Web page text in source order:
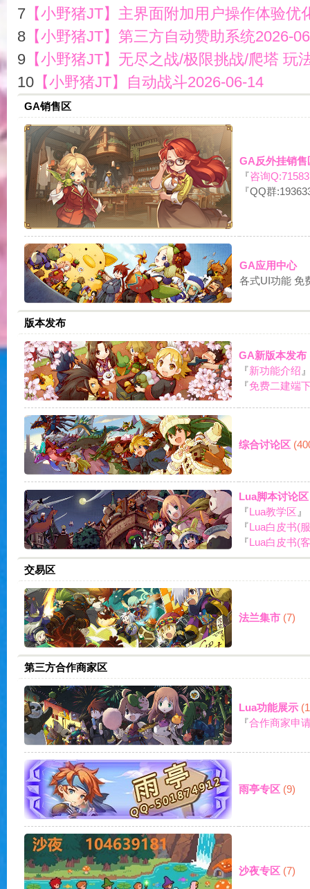
7 【小野猪JT】主界面附加用户操作体验优
8 【小野猪JT】第三方自动赞助系统2026-
9 【小野猪JT】无尽之战/极限挑战/爬塔 玩
10 【小野猪JT】自动战斗2026-06-14
GA销售区
GA反外挂销售
『咨询
『QQ群
GA应用中心
各式UI功能 免
版本发布
GA新版本发布
『新功能介绍
『免费二建端
综合讨论区
Lua脚本讨论区
『Lua教学区 』
『Lua白皮书(
『Lua白皮书(
交易区
法兰集市 (7)
第三方合作商家区
Lua功能展示
『合作商家申
雨亭专区 (9)
沙夜专区 (7)